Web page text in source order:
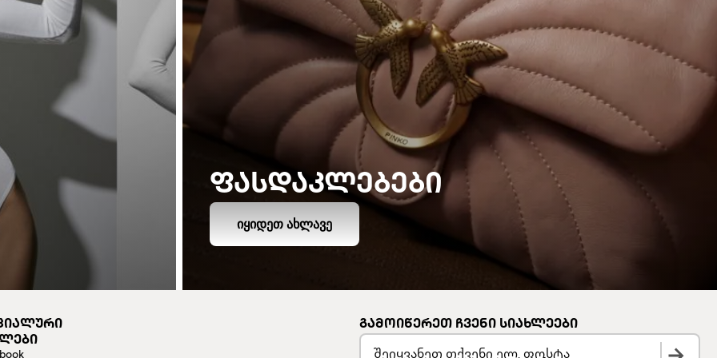
ᲤᲐᲡᲓᲐᲙᲚᲔᲑᲔᲑᲘ
ᲘᲧᲘᲓᲔᲗ ᲐᲮᲚᲐᲕᲔ
ᲒᲐᲛᲝᲘᲬᲔᲠᲔᲗ ᲩᲕᲔᲜᲘ ᲡᲘᲐᲮᲚᲔᲔᲑᲘ